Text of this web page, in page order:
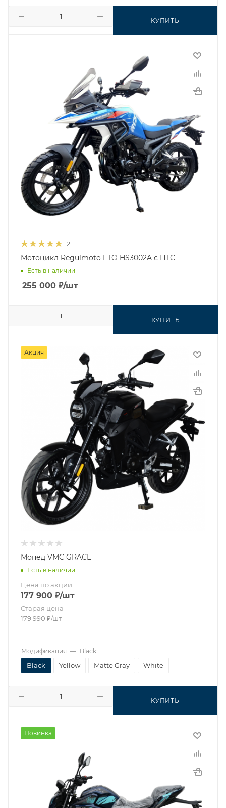
КУПИТЬ
2
Мотоцикл Regulmoto FTO HS3002A с ПТС
Есть в наличии
255 000 ₽/шт
КУПИТЬ
Акция
Мопед VMC GRACE
Есть в наличии
Цена по акции
177 900 ₽/шт
Старая цена
179 990₽/шт
КУПИТЬ
Модификация — Black
Black Yellow Matte Gray White
Новинка